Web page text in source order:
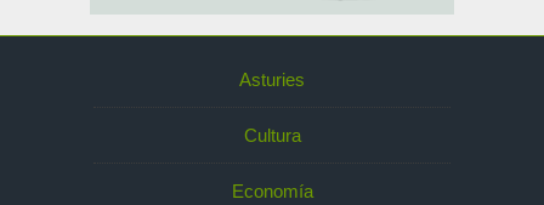
Asturies
Cultura
Economía